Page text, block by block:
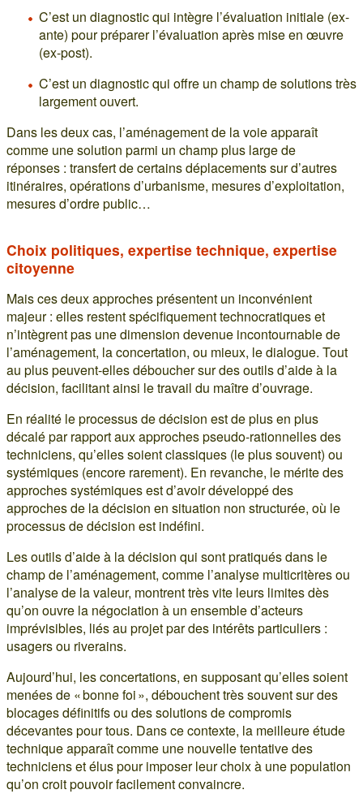
C’est un diagnostic qui intègre l’évaluation initiale (ex-
ante) pour préparer l’évaluation après mise en œuvre
(ex-post).
C’est un diagnostic qui offre un champ de solutions très
largement ouvert.
Dans les deux cas, l’aménagement de la voie apparaît
comme une solution parmi un champ plus large de
réponses : transfert de certains déplacements sur d’autres
itinéraires, opérations d’urbanisme, mesures d’exploitation,
mesures d’ordre public…
Choix politiques, expertise technique, expertise
citoyenne
Mais ces deux approches présentent un inconvénient
majeur : elles restent spécifiquement technocratiques et
n’intègrent pas une dimension devenue incontournable de
l’aménagement, la concertation, ou mieux, le dialogue. Tout
au plus peuvent-elles déboucher sur des outils d’aide à la
décision, facilitant ainsi le travail du maître d’ouvrage.
En réalité le processus de décision est de plus en plus
décalé par rapport aux approches pseudo-rationnelles des
techniciens, qu’elles soient classiques (le plus souvent) ou
systémiques (encore rarement). En revanche, le mérite des
approches systémiques est d’avoir développé des
approches de la décision en situation non structurée, où le
processus de décision est indéfini.
Les outils d’aide à la décision qui sont pratiqués dans le
champ de l’aménagement, comme l’analyse multicritères ou
l’analyse de la valeur, montrent très vite leurs limites dès
qu’on ouvre la négociation à un ensemble d’acteurs
imprévisibles, liés au projet par des intérêts particuliers :
usagers ou riverains.
Aujourd’hui, les concertations, en supposant qu’elles soient
menées de « bonne foi », débouchent très souvent sur des
blocages définitifs ou des solutions de compromis
décevantes pour tous. Dans ce contexte, la meilleure étude
technique apparaît comme une nouvelle tentative des
techniciens et élus pour imposer leur choix à une population
qu’on croit pouvoir facilement convaincre.